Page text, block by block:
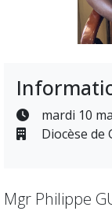
mardi 10
Diocèse de
Mgr Philippe